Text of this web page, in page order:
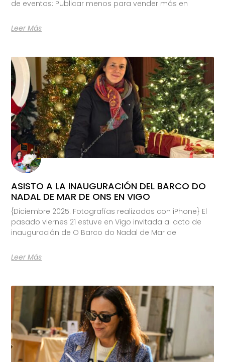
de eventos: Publicar menos para vender más en
Leer Más
ASISTO A LA INAUGURACIÓN DEL BARCO DO
NADAL DE MAR DE ONS EN VIGO
{Diciembre 2025. Fotografías realizadas con iPhone} El
pasado viernes 21 estuve en Vigo invitada al acto de
inauguración de O Barco do Nadal de Mar de
Leer Más